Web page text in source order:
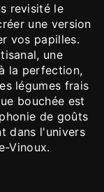
revisité le
une version
vos papilles.
une
la perfection,
légumes frais
bouchée est
de goûts
dans l'univers
Vinoux.